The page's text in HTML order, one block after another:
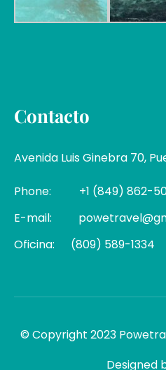
Contacto
Avenida Luis Ginebra 70,
Phone:
+1 (849) 862-
E-mail:
Oficina:
(809) 589-1334
© Copyright 2023
Designed